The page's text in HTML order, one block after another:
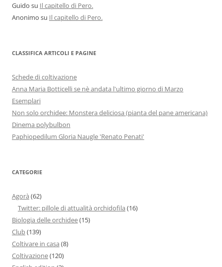
Guido su Il capitello di Pero.
Anonimo su Il capitello di Pero.
CLASSIFICA ARTICOLI E PAGINE
Schede di coltivazione
Anna Maria Botticelli se nè andata l'ultimo giorno di Marzo
Esemplari
Non solo orchidee: Monstera deliciosa (pianta del pane americana)
Dinema polybulbon
Paphiopedilum Gloria Naugle 'Renato Penati'
CATEGORIE
Agorà (62)
Twitter: pillole di attualità orchidofila (16)
Biologia delle orchidee(15)
Club(139)
Coltivare in casa (8)
Coltivazione(120)